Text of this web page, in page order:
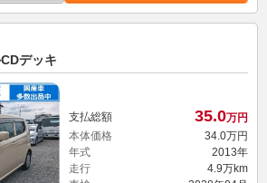
デッキ
支払総額 35.0万円
走行
4.9万km
車検
2028年04月